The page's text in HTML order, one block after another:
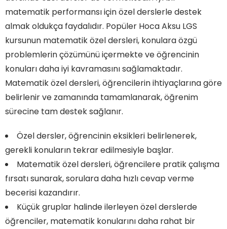
matematik performansı için özel derslerle destek
almak oldukça faydalıdır. Popüler Hoca Aksu LGS
kursunun matematik özel dersleri, konulara özgü
problemlerin çözümünü içermekte ve öğrencinin
konuları daha iyi kavramasını sağlamaktadır.
Matematik özel dersleri, öğrencilerin ihtiyaçlarına göre
belirlenir ve zamanında tamamlanarak, öğrenim
sürecine tam destek sağlanır.
Özel dersler, öğrencinin eksikleri belirlenerek,
gerekli konuların tekrar edilmesiyle başlar.
Matematik özel dersleri, öğrencilere pratik çalışma
fırsatı sunarak, sorulara daha hızlı cevap verme
becerisi kazandırır.
Küçük gruplar halinde ilerleyen özel derslerde
öğrenciler, matematik konularını daha rahat bir